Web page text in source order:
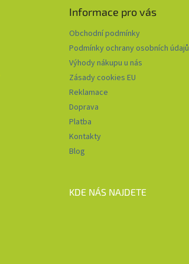
Informace pro vás
Obchodní podmínky
Podmínky ochrany osobních údajů
Výhody nákupu u nás
Zásady cookies EU
Reklamace
Doprava
Platba
Kontakty
Blog
KDE NÁS NAJDETE